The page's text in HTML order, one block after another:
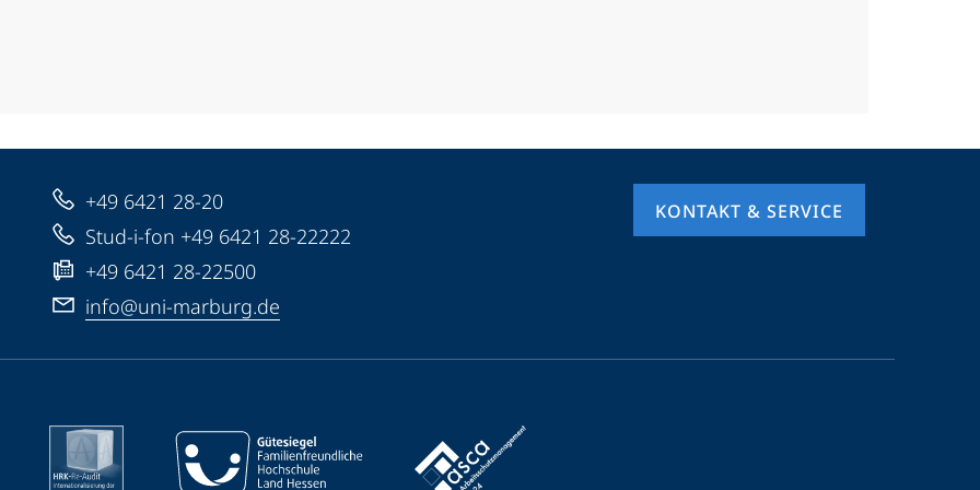
+49 6421 28-20
Stud-i-fon +49 6421 28-22222
+49 6421 28-22500
info@uni-marburg.de
KONTAKT & SERVICE